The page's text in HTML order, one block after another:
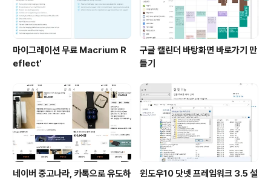
마이그레이션 무료 Macrium R
eflect'
구글 캘린더 바탕화면 바로가기 만
들기
네이버 중고나라, 카톡으로 유도하 윈도우10 닷넷 프레임워크 3.5 설